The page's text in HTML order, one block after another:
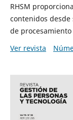
RHSM
contenidos
de
Ver revista